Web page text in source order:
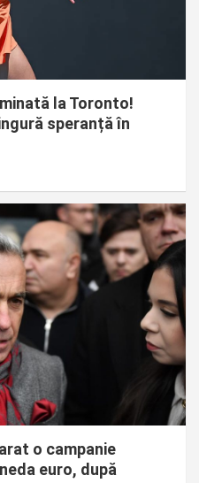
la Toronto!
speranță în
o campanie
euro, după